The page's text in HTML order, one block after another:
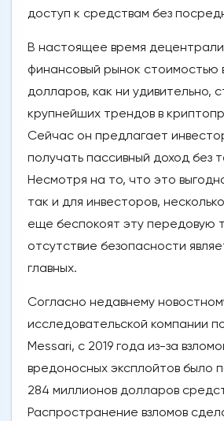
доступ к средствам без
В настоящее время
финансовый рынок стоимостью
долларов, как ни удивительно,
крупнейших трендов в
Сейчас он предлагает
получать пассивный доход без
Несмотря на то, что это
так и для инвесторов,
еще беспокоят эту передовую
отсутствие безопасности
главных.
Согласно недавнему
исследовательской компании
Messari, с 2019 года из-за
вредоносных эксплойтов было
284 миллионов долларов
Распространение взломов